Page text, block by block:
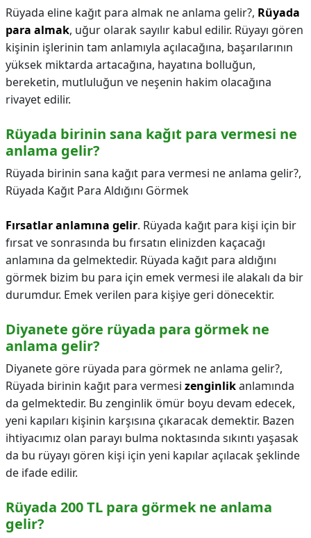
Rüyada eline kağıt para almak ne anlama gelir?, Rüyada
para almak, uğur olarak sayılır kabul edilir. Rüyayı gören
kişinin işlerinin tam anlamıyla açılacağına, başarılarının
yüksek miktarda artacağına, hayatına bolluğun,
bereketin, mutluluğun ve neşenin hakim olacağına
rivayet edilir.
Rüyada birinin sana kağıt para vermesi ne
anlama gelir?
Rüyada birinin sana kağıt para vermesi ne anlama gelir?,
Rüyada Kağıt Para Aldığını Görmek
Fırsatlar anlamına gelir. Rüyada kağıt para kişi için bir
fırsat ve sonrasında bu fırsatın elinizden kaçacağı
anlamına da gelmektedir. Rüyada kağıt para aldığını
görmek bizim bu para için emek vermesi ile alakalı da bir
durumdur. Emek verilen para kişiye geri dönecektir.
Diyanete göre rüyada para görmek ne
anlama gelir?
Diyanete göre rüyada para görmek ne anlama gelir?,
Rüyada birinin kağıt para vermesi zenginlikanlamında
da gelmektedir. Bu zenginlik ömür boyu devam edecek,
yeni kapıları kişinin karşısına çıkaracak demektir. Bazen
ihtiyacımız olan parayı bulma noktasında sıkıntı yaşasak
da bu rüyayı gören kişi için yeni kapılar açılacak şeklinde
de ifade edilir.
Rüyada 200 TL para görmek ne anlama
gelir?